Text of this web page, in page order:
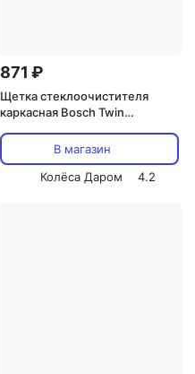
871 ₽
Щетка стеклоочистителя
каркасная Bosch Twin
В магазин
Колёса Даром
4.2